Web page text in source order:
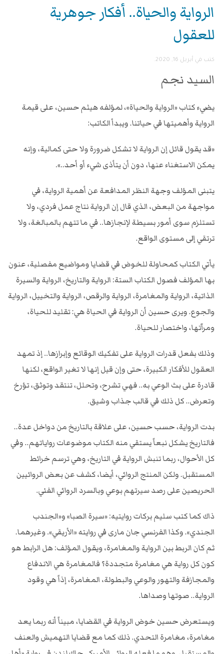
الرواية والحياة.. أفكار جوهرية
للعقول
كتب في أبريل 16, 2020 .
السيد نجم
يضيء كتاب «الرواية والحياة»، لمؤلفه هيثم حسين، على قيمة
الرواية وأهميتها في حياتنا. ويبدأ الكاتب:
«قد يقول قائل إن الرواية لا تشكل ضرورة ولا حتى كمالية، وإنه
يمكن الاستغناء عنها، دون أن يتأذى شيء أو أحد..».
يتبنى المؤلف وجهة النظر المدافعة عن أهمية الرواية، في
مواجهة من البعض، الذي قال إن الرواية نتاج عمل فردي، ولا
تستلزم سوى أمور بسيطة لإنجازها.. في ما تتهم بالمبالغة، ولا
ترتقي إلى مستوى الواقع.
يأتي الكتاب كمحاولة للخوض في قضايا ومواضيع مفصلية، عنون
بها المؤلف فصول الكتاب الستة: الرواية والتاريخ، الرواية والسيرة
الذاتية، الرواية والمغامرة، الرواية والرقص، الرواية والتخييل، الرواية
والجوع. ويرى حسين أن الرواية في الحياة هي: تقليد للحياة،
ومرآتها، واختصار للحياة.
وذلك بفعل قدرات الرواية على تفكيك الوقائع وإبرازها.. إذ تمهد
العقول للأفكار الكبيرة، حتى وإن قيل إنها لا تغير الواقع، لكنها
قادرة على بث الوعي به.. فهي تشرح، وتحلل، تنتقد وتوثق، تؤرخ
وتعرض.. كل ذلك في قالب جذاب وشيق.
بدت الرواية، حسب حسين، على علاقة بالتاريخ من دواخل عدة..
فالتاريخ يشكل نبعاً يستقي منه الكتاب موضوعات رواياتهم.. وفي
كل الأحوال، ربما تنبش الرواية في التاريخ، وهي ترسم خرائط
المستقبل. ولكن المنتج الروائي، أيضا، كشف عن بعض الروائيين
الحريصين على رصد سيرتهم بوعي وبالسرد الروائي الفني.
ذاك كما كتب سليم بركات روايتيه: «سيرة الصبا» و«الجندب
الجندي». وكذا الفرنسي جان مارى في روايته «الأريقي». وغيرهما.
ثم كان الربط بين الرواية والمغامرة، ويقول المؤلف: هل الرابط هو
كون كل رواية هي مغامرة متجددة؟ فالمغامرة هي الاندفاع
والمجازفة والتهور والوعي والبطولة، المغامرة، إذاً هي وقود
الرواية.. صوتها وصداها.
ويستعرض حسين خوض الرواية في القضايا، مبيناً أنه ربما يعد
مغامرة، مغامرة التحدي. ذلك كما مع قضايا التهميش والعنف